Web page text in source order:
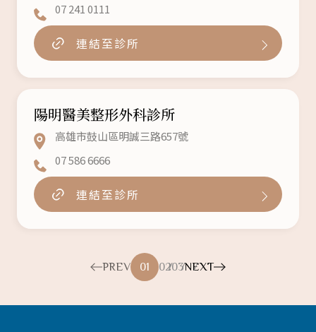
07 241 0111
連結至診所
陽明醫美整形外科診所
高雄市鼓山區明誠三路657號
07 586 6666
連結至診所
PREV 01 0203NEXT